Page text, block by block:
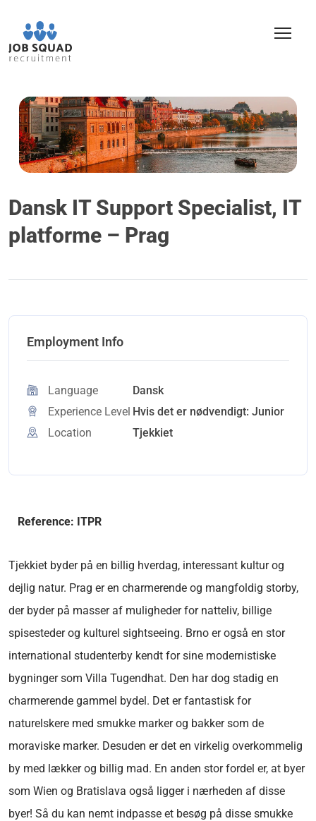
Dansk IT Support Specialist, IT
platforme – Prag
Employment Info
Language
Dansk
Experience Level Hvis det er nødvendigt: Junior
Location
Tjekkiet
Reference: ITPR
Tjekkiet byder på en billig hverdag, interessant kultur og
dejlig natur. Prag er en charmerende og mangfoldig storby,
der byder på masser af muligheder for natteliv, billige
spisesteder og kulturel sightseeing. Brno er også en stor
international studenterby kendt for sine modernistiske
bygninger som Villa Tugendhat. Den har dog stadig en
charmerende gammel bydel. Det er fantastisk for
naturelskere med smukke marker og bakker som de
moraviske marker. Desuden er det en virkelig overkommelig
by med lækker og billig mad. En anden stor fordel er, at byer
som Wien og Bratislava også ligger i nærheden af disse
byer! Så du kan nemt indpasse et besøg på disse smukke